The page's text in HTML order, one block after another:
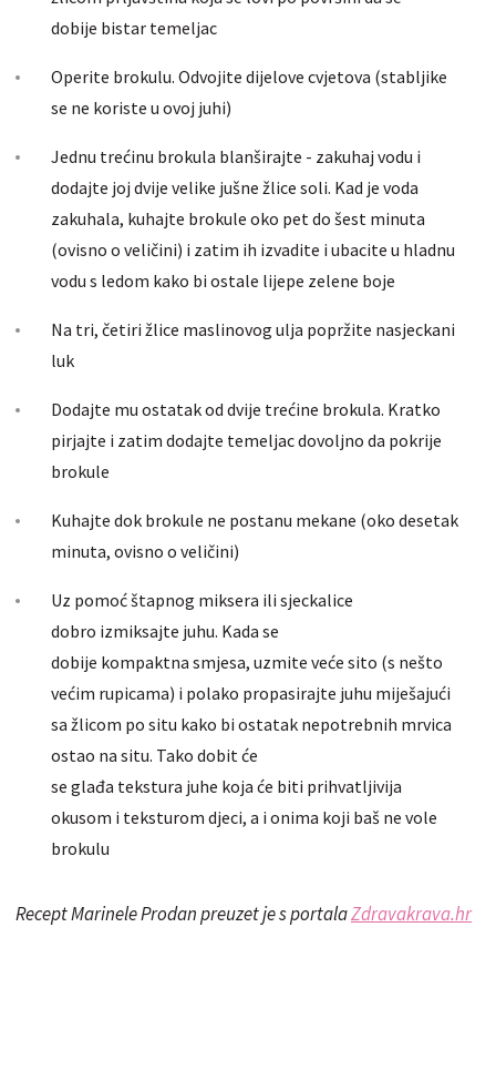
dobije bistar temeljac
Operite brokulu. Odvojite dijelove cvjetova (stabljike
se ne koriste u ovoj juhi)
Jednu trećinu brokula blanširajte - zakuhaj vodu i
dodajte joj dvije velike jušne žlice soli. Kad je voda
zakuhala, kuhajte brokule oko pet do šest minuta
(ovisno o veličini) i zatim ih izvadite i ubacite u hladnu
vodu s ledom kako bi ostale lijepe zelene boje
Na tri, četiri žlice maslinovog ulja popržite nasjeckani
luk
Dodajte mu ostatak od dvije trećine brokula. Kratko
pirjajte i zatim dodajte temeljac dovoljno da pokrije
brokule
Kuhajte dok brokule ne postanu mekane (oko desetak
minuta, ovisno o veličini)
Uz pomoć štapnog miksera ili sjeckalice
dobro izmiksajte juhu. Kada se
dobije kompaktna smjesa, uzmite veće sito (s nešto
većim rupicama) i polako propasirajte juhu miješajući
sa žlicom po situ kako bi ostatak nepotrebnih mrvica
ostao na situ. Tako dobit će
se glađa tekstura juhe koja će biti prihvatljivija
okusom i teksturom djeci, a i onima koji baš ne vole
brokulu
Recept Marinele Prodan preuzet je s portalaZdravakrava.hr